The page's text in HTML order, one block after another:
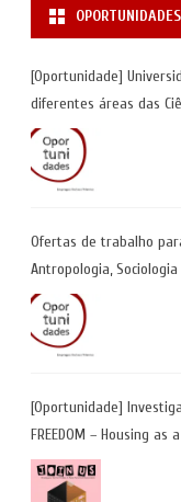
OPORTUNIDADES
[Oportunidade]
diferentes áreas das
Ofertas de trabalho
Antropologia,
Coimbra | Candidaturas
[Oportunidade]
FREEDOM – Housing
Incarceration” | até 8 de